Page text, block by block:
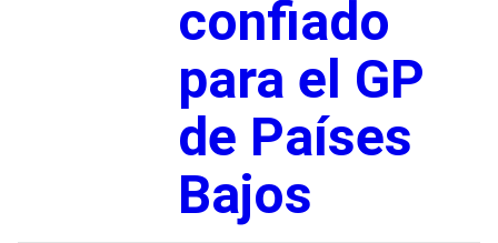
confiado
para el GP
de Países
Bajos